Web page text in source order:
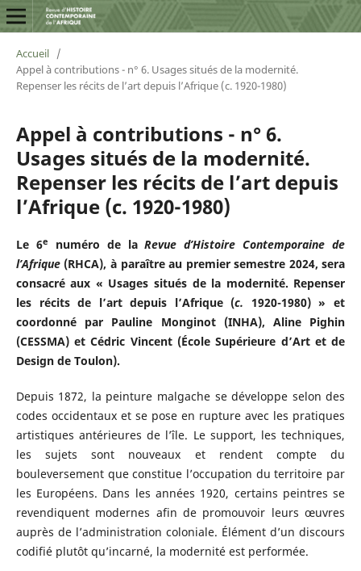
Accueil /
Appel à contributions - n° 6. Usages situés de la modernité.
Repenser les récits de l’art depuis l’Afrique (c. 1920-1980)
Appel à contributions - n° 6.
Usages situés de la modernité.
Repenser les récits de l’art depuis
l’Afrique (c. 1920-1980)
Le 6e numéro de laRevue d’Histoire Contemporaine de
l’Afrique (RHCA), à paraître au premier semestre 2024, sera
consacré aux « Usages situés de la modernité. Repenser
les récits de l’art depuis l’Afrique (c. 1920-1980) » et
coordonné par Pauline Monginot (INHA), Aline Pighin
(CESSMA) et Cédric Vincent (École Supérieure d’Art et de
Design de Toulon).
Depuis 1872, la peinture malgache se développe selon des
codes occidentaux et se pose en rupture avec les pratiques
artistiques antérieures de l’île. Le support, les techniques,
les sujets sont nouveaux et rendent compte du
bouleversement que constitue l’occupation du territoire par
les Européens. Dans les années 1920, certains peintres se
revendiquent modernes afin de promouvoir leurs œuvres
auprès de l’administration coloniale. Élément d’un discours
codifié plutôt qu’incarné, la modernité est performée.